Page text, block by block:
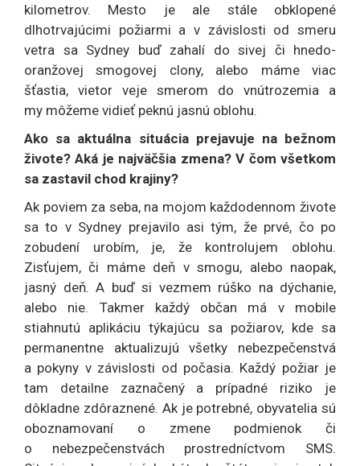
kilometrov. Mesto je ale stále obklopené
dlhotrvajúcimi požiarmi a v závislosti od smeru
vetra sa Sydney buď zahalí do sivej či hnedo-
oranžovej smogovej clony, alebo máme viac
šťastia, vietor veje smerom do vnútrozemia a
my môžeme vidieť peknú jasnú oblohu.
Ako sa aktuálna situácia prejavuje na bežnom
živote? Aká je najväčšia zmena? V čom všetkom
sa zastavil chod krajiny?
Ak poviem za seba, na mojom každodennom živote
sa to v Sydney prejavilo asi tým, že prvé, čo po
zobudení urobím, je, že kontrolujem oblohu.
Zisťujem, či máme deň v smogu, alebo naopak,
jasný deň. A buď si vezmem rúško na dýchanie,
alebo nie. Takmer každý občan má v mobile
stiahnutú aplikáciu týkajúcu sa požiarov, kde sa
permanentne aktualizujú všetky nebezpečenstvá
a pokyny v závislosti od počasia. Každý požiar je
tam detailne zaznačený a prípadné riziko je
dôkladne zdôraznené. Ak je potrebné, obyvatelia sú
oboznamovaní o zmene podmienok či
o nebezpečenstvách prostredníctvom SMS.